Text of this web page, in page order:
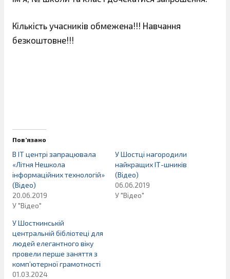
Кількість учасників обмежена!!! Навчання
безкоштовне!!!
Пов’язано
В ІТ центрі запрацювала
«Літня Нешкола
інформаційних технологій»
(Відео)
20.06.2019
У "Відео"
У Шостці нагородили
найкращих ІТ-шників
(Відео)
06.06.2019
У "Відео"
У Шосткинській
центральній бібліотеці для
людей елегантного віку
провели перше заняття з
комп’ютерної грамотності
01.03.2024